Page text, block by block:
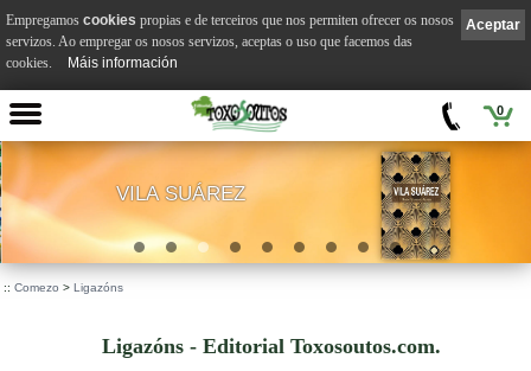
0
VILA SUÁREZ
:: Comezo > Ligazóns
Ligazóns - Editorial Toxosoutos.com.
Aceptar
Empregamos cookies propias e de terceiros que nos permiten ofrecer os nosos
servizos. Ao empregar os nosos servizos, aceptas o uso que facemos das
cookies.
Máis información